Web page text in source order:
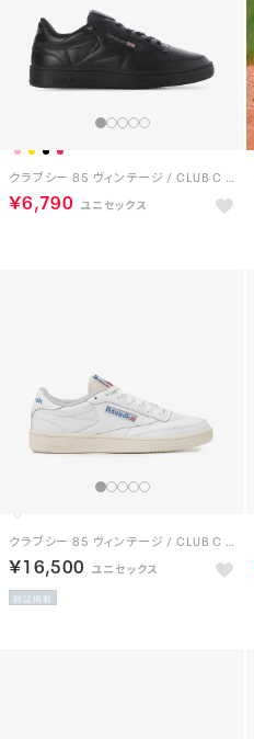
クラブシー 85 ヴィンテージ / CLUB C 85 VINTAGE （BL）
￥6,790
クラブシー 85 ヴィンテージ / CLUB C 85 VINTAGE （フットウェアホワイト）
￥16,500
雑誌掲載